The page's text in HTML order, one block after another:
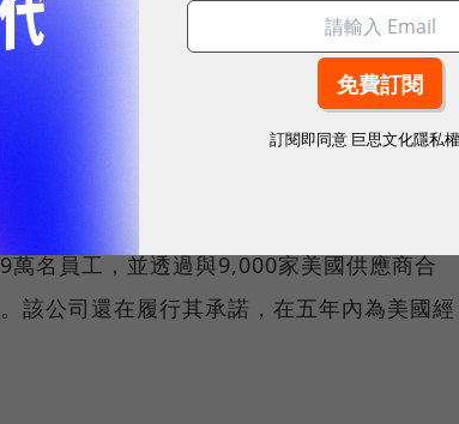
名員工，並透過與9,000家美國供應商合
該公司還在履行其承諾，在五年內為美國經
訂閱即同意 巨思文化隱私